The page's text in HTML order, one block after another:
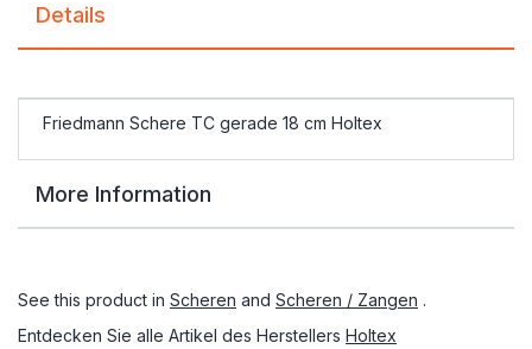
Details
Friedmann Schere TC gerade 18 cm Holtex
More Information
See this product in Scheren and Scheren / Zangen .
Entdecken Sie alle Artikel des Herstellers Holtex